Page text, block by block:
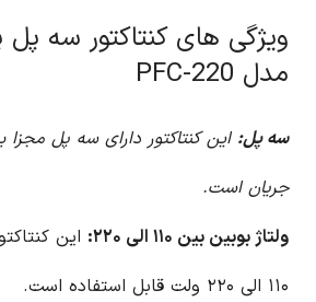
ویژگی های کنتاکتور سه پل
مدل PFC-220
سه پل: این کنتاکتور دارای سه پل مجزا
جریان است.
ولتاژ بوبین بین ۱۱۰ الی ۲۲۰:
این
۱۱۰ الی ۲۲۰ ولت قابل استفاده است.